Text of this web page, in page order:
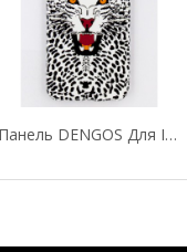
Панель DENGOS Для IPhone 7 "Leopard"